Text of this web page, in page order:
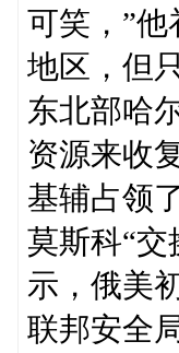
可笑，”
地区，但
东北部哈
资源来收
基辅占领
莫斯科“
示，俄美
联邦安全